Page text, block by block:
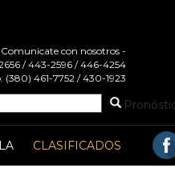
con nosotros -
/ 443-2596 / 446-4254
(380) 461-7752 / 430-1923
CLASIFICADOS